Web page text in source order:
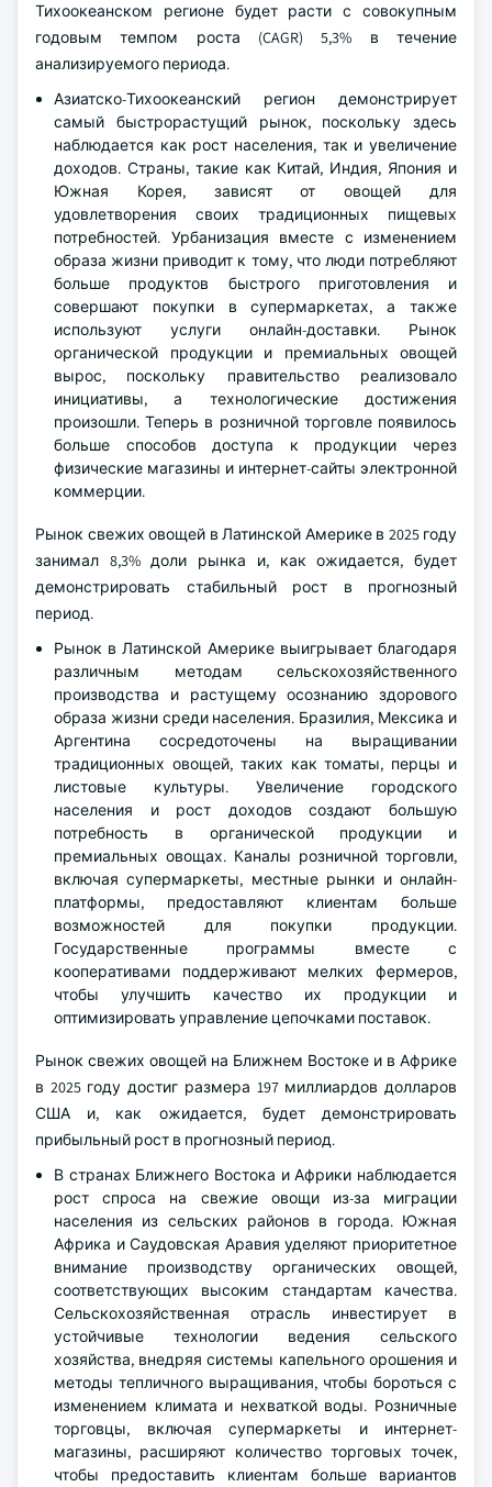
Тихоокеанском регионе будет расти с совокупным
годовым темпом роста (CAGR) 5,3% в течение
анализируемого периода.
Азиатско-Тихоокеанский регион демонстрирует
самый быстрорастущий рынок, поскольку здесь
наблюдается как рост населения, так и увеличение
доходов. Страны, такие как Китай, Индия, Япония и
Южная Корея, зависят от овощей для
удовлетворения своих традиционных пищевых
потребностей. Урбанизация вместе с изменением
образа жизни приводит к тому, что люди потребляют
больше продуктов быстрого приготовления и
совершают покупки в супермаркетах, а также
используют услуги онлайн-доставки. Рынок
органической продукции и премиальных овощей
вырос, поскольку правительство реализовало
инициативы, а технологические достижения
произошли. Теперь в розничной торговле появилось
больше способов доступа к продукции через
физические магазины и интернет-сайты электронной
коммерции.
Рынок свежих овощей в Латинской Америке в 2025 году
занимал 8,3% доли рынка и, как ожидается, будет
демонстрировать стабильный рост в прогнозный
период.
Рынок в Латинской Америке выигрывает благодаря
различным методам сельскохозяйственного
производства и растущему осознанию здорового
образа жизни среди населения. Бразилия, Мексика и
Аргентина сосредоточены на выращивании
традиционных овощей, таких как томаты, перцы и
листовые культуры. Увеличение городского
населения и рост доходов создают большую
потребность в органической продукции и
премиальных овощах. Каналы розничной торговли,
включая супермаркеты, местные рынки и онлайн-
платформы, предоставляют клиентам больше
возможностей для покупки продукции.
Государственные программы вместе с
кооперативами поддерживают мелких фермеров,
чтобы улучшить качество их продукции и
оптимизировать управление цепочками поставок.
Рынок свежих овощей на Ближнем Востоке и в Африке
в 2025 году достиг размера 197 миллиардов долларов
США и, как ожидается, будет демонстрировать
прибыльный рост в прогнозный период.
В странах Ближнего Востока и Африки наблюдается
рост спроса на свежие овощи из-за миграции
населения из сельских районов в города. Южная
Африка и Саудовская Аравия уделяют приоритетное
внимание производству органических овощей,
соответствующих высоким стандартам качества.
Сельскохозяйственная отрасль инвестирует в
устойчивые технологии ведения сельского
хозяйства, внедряя системы капельного орошения и
методы тепличного выращивания, чтобы бороться с
изменением климата и нехваткой воды. Розничные
торговцы, включая супермаркеты и интернет-
магазины, расширяют количество торговых точек,
чтобы предоставить клиентам больше вариантов